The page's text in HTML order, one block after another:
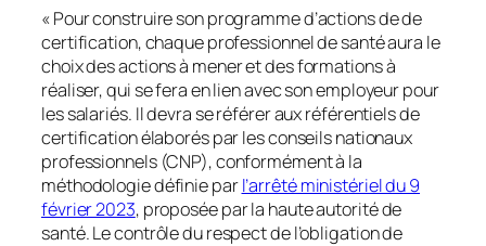
« Pour construire son programme d’actions de de
certification, chaque professionnel de santé aura le
choix des actions à mener et des formations à
réaliser, qui se fera en lien avec son employeur pour
les salariés. Il devra se référer aux référentiels de
certification élaborés par les conseils nationaux
professionnels (CNP), conformément à la
méthodologie définie parl’arrêté ministériel du 9
février 2023, proposée par la haute autorité de
santé. Le contrôle du respect de l’obligation de